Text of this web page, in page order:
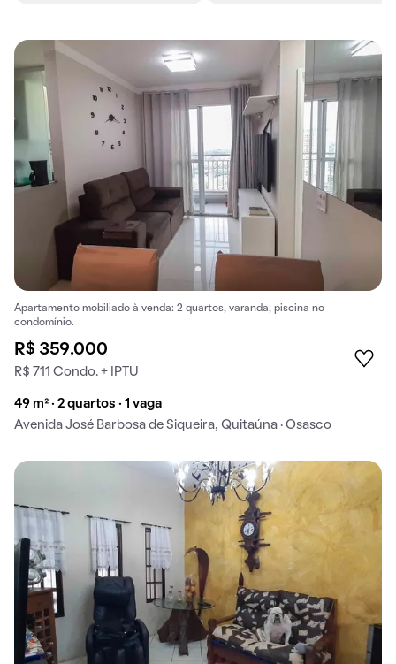
Apartamento mobiliado à venda: 2 quartos, varanda, piscina no
condomínio.
R$ 359.000
R$ 711 Condo. + IPTU
49 m² · 2 quartos · 1 vaga
Avenida José Barbosa de Siqueira, Quitaúna · Osasco